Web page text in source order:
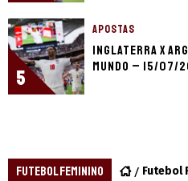
5
APOSTAS
Inglaterra x
Mundo – 15/07/
FUTEBOL FEMININO Futebol